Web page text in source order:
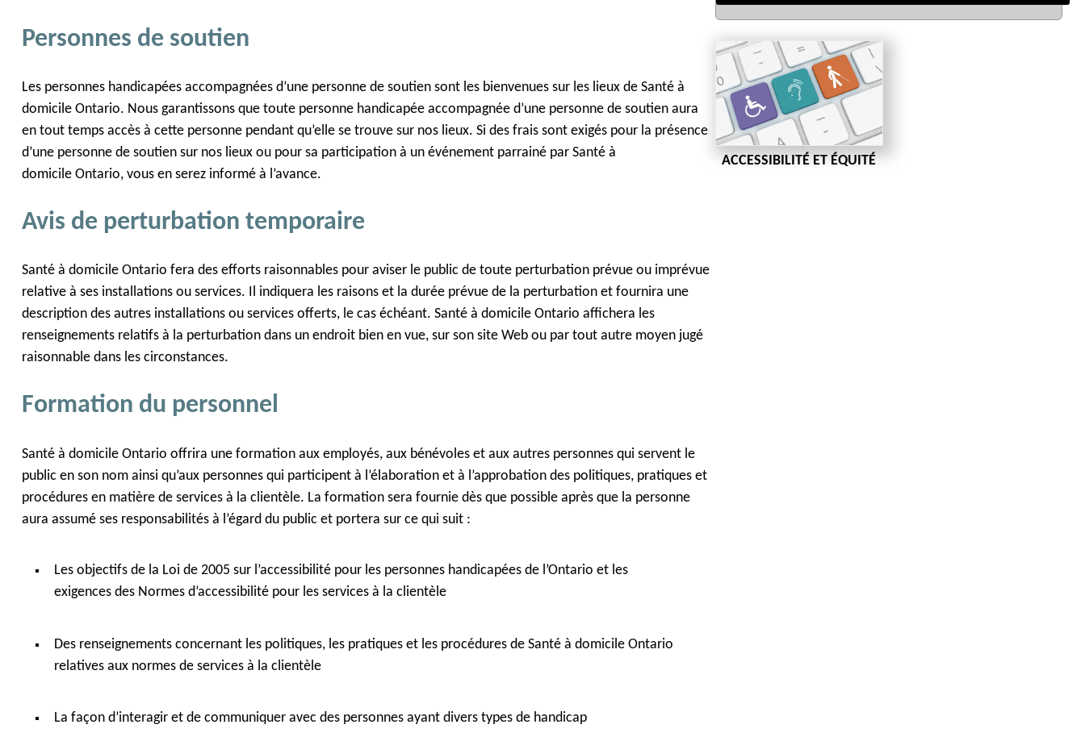
Personnes de soutien
Les personnes handicapées accompagnées d’une personne de soutien sont les bienvenues sur les lieux de Santé à
domicile Ontario. Nous garantissons que toute personne handicapée accompagnée d’une personne de soutien aura
en tout temps accès à cette personne pendant qu’elle se trouve sur nos lieux. Si des frais sont exigés pour la présence
d’une personne de soutien sur nos lieux ou pour sa participation à un événement parrainé par Santé à
domicile Ontario, vous en serez informé à l’avance.
Avis de perturbation temporaire
Santé à domicile Ontario fera des efforts raisonnables pour aviser le public de toute perturbation prévue ou imprévue
relative à ses installations ou services. Il indiquera les raisons et la durée prévue de la perturbation et fournira une
description des autres installations ou services offerts, le cas échéant. Santé à domicile Ontario affichera les
renseignements relatifs à la perturbation dans un endroit bien en vue, sur son site Web ou par tout autre moyen jugé
raisonnable dans les circonstances.
Formation du personnel
Santé à domicile Ontario offrira une formation aux employés, aux bénévoles et aux autres personnes qui servent le
public en son nom ainsi qu’aux personnes qui participent à l’élaboration et à l’approbation des politiques, pratiques et
procédures en matière de services à la clientèle. La formation sera fournie dès que possible après que la personne
aura assumé ses responsabilités à l’égard du public et portera sur ce qui suit :
Les objectifs de la Loi de 2005 sur l’accessibilité pour les personnes handicapées de l’Ontario et les
exigences des Normes d’accessibilité pour les services à la clientèle
Des renseignements concernant les politiques, les pratiques et les procédures de Santé à domicile Ontario
relatives aux normes de services à la clientèle
La façon d’interagir et de communiquer avec des personnes ayant divers types de handicap
ACCESSIBILITÉ ET ÉQUITÉ